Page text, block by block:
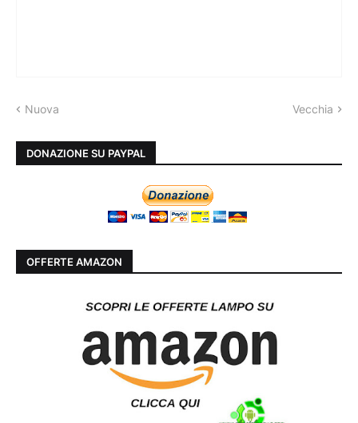
Nuova Vecchia
DONAZIONE SU PAYPAL
OFFERTE AMAZON